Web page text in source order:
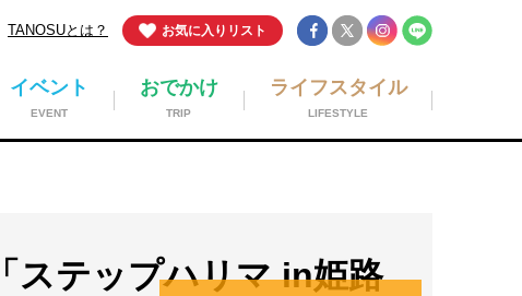
お気に入りリスト
TANOSUとは？
ライフスタイル
LIFESTYLE
おでかけ
TRIP
イベント
EVENT
ステップハリマ in姫路